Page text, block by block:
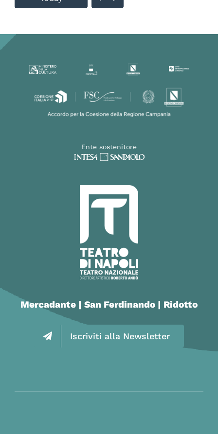
Ente sostenitore
Mercadante | San Ferdinando | Ridotto
Iscriviti alla Newsletter